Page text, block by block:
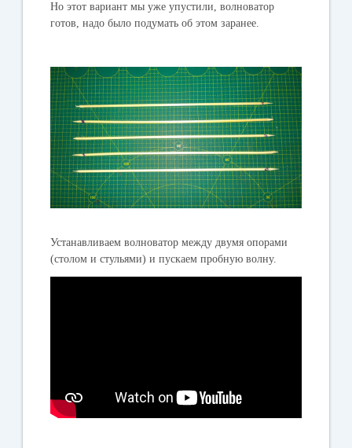
Но этот вариант мы уже упустили, волноватор
готов, надо было подумать об этом заранее.
Устанавливаем волноватор между двумя опорами
(столом и стульями) и пускаем пробную волну.